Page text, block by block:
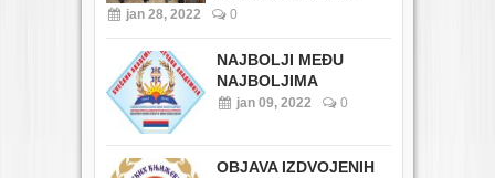
jan 28, 2022 0
NAJBOLJI MEĐU
NAJBOLJIMA
jan 09, 2022 0
OBJAVA IZDVOJENIH